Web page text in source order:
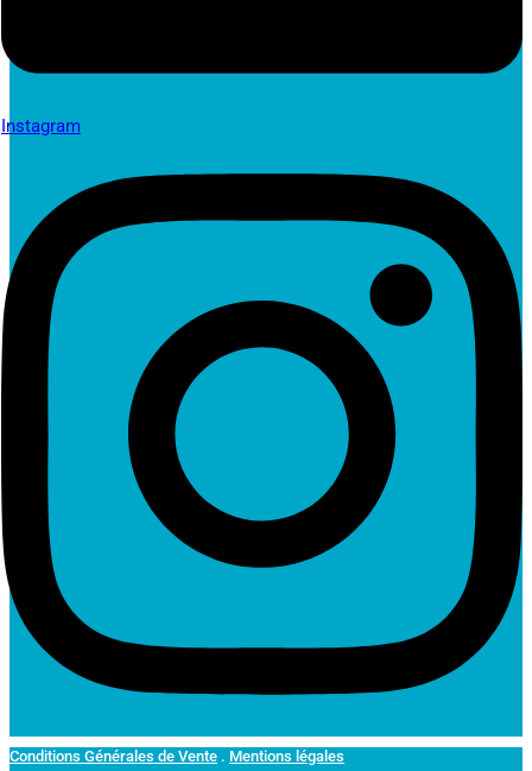
Instagram
Conditions Générales de Vente . Mentions légales